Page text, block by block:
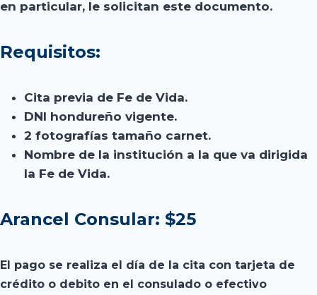
en particular, le solicitan este documento.
Requisitos:
Cita previa de Fe de Vida.
DNI hondureño vigente.
2 fotografías tamaño carnet.
Nombre de la institución a la que va dirigida
la Fe de Vida.
Arancel Consular: $25
El pago se realiza el día de la cita con tarjeta de
crédito o debito en el consulado o efectivo